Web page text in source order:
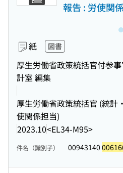
報告 : 労使関
紙 図書
厚生労働省政策統括官付参
計室 編集
厚生労働省政策統括官 (統計
使関係担当)
2023.10<EL34-M95>
件名（識別子） 00943140